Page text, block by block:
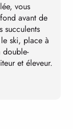
vous
avant de
succulents
ski, place à
et éleveur.